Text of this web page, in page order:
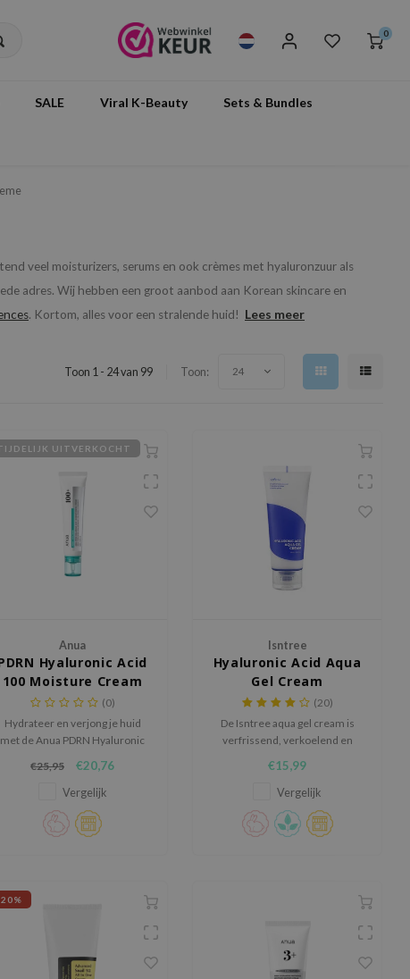
0
SALE Viral K-Beauty Sets & Bundles
veel moisturizers, serums en ook crèmes met hyaluronzuur als
adres. Wij hebben een groot aanbod aan Korean skincare en
. Kortom, alles voor een stralende huid! Lees meer
Toon 1 - 24 van 99 Toon: 24
UITVERKOCHT
Anua
Hyaluronic Acid
100 Moisture Cream
(0)
Hydrateer en verjong je huid
met de Anua PDRN Hyaluronic
lichte maar intens voedende K-
beauty crème.
€25,95 €20,76
Vergelijk
Isntree
Hyaluronic Acid Aqua
Gel Cream
(20)
De Isntree aqua gel cream is
verfrissend, verkoelend en
€15,99
Vergelijk